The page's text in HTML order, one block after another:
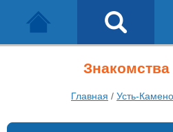
Главная / Усть-